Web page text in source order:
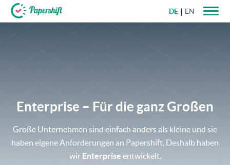
DE EN
Enterprise – Für​ ​die​ ​ganz​ ​Großen
Große Unternehmen sind einfach anders als kleine und sie
haben eigene Anforderungen an Papershift. Deshalb haben
wir Enterprise entwickelt.